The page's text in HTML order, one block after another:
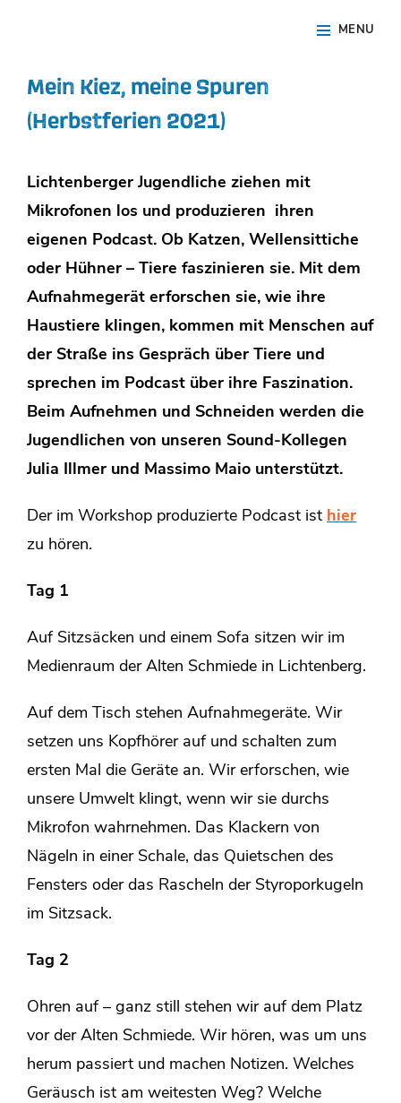
MENU
Mein Kiez, meine Spuren
(Herbstferien 2021)
Lichtenberger Jugendliche ziehen mit
Mikrofonen los und produzieren ihren
eigenen Podcast. Ob Katzen, Wellensittiche
oder Hühner – Tiere faszinieren sie. Mit dem
Aufnahmegerät erforschen sie, wie ihre
Haustiere klingen, kommen mit Menschen auf
der Straße ins Gespräch über Tiere und
sprechen im Podcast über ihre Faszination.
Beim Aufnehmen und Schneiden werden die
Jugendlichen von unseren Sound-Kollegen
Julia Illmer und Massimo Maio unterstützt.
Der im Workshop produzierte Podcast ist hier
zu hören.
Tag 1
Auf Sitzsäcken und einem Sofa sitzen wir im
Medienraum der Alten Schmiede in Lichtenberg.
Auf dem Tisch stehen Aufnahmegeräte. Wir
setzen uns Kopfhörer auf und schalten zum
ersten Mal die Geräte an. Wir erforschen, wie
unsere Umwelt klingt, wenn wir sie durchs
Mikrofon wahrnehmen. Das Klackern von
Nägeln in einer Schale, das Quietschen des
Fensters oder das Rascheln der Styroporkugeln
im Sitzsack.
Tag 2
Ohren auf – ganz still stehen wir auf dem Platz
vor der Alten Schmiede. Wir hören, was um uns
herum passiert und machen Notizen. Welches
Geräusch ist am weitesten Weg? Welche